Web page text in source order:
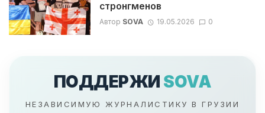
стронгменов
Автор SOVA 19.05.2026 0
ПОДДЕРЖИ SOVA
НЕЗАВИСИМУЮ ЖУРНАЛИСТИКУ В ГРУЗИИ